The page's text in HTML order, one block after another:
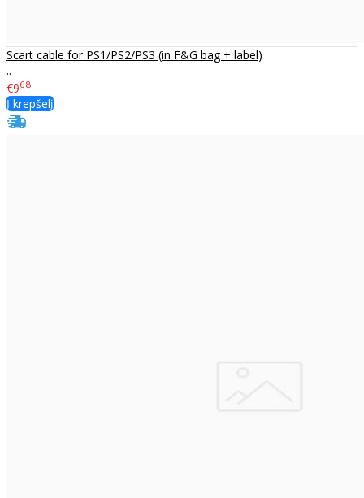
Scart cable for PS1/PS2/PS3 (in F&G bag + label)
..
€968
Į krepšelį